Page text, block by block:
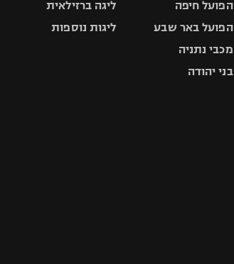
הפועל חיפה
הפועל באר שבע
מכבי נתניה
בני יהודה
ליגה ברזילאית
ליגות נוספות